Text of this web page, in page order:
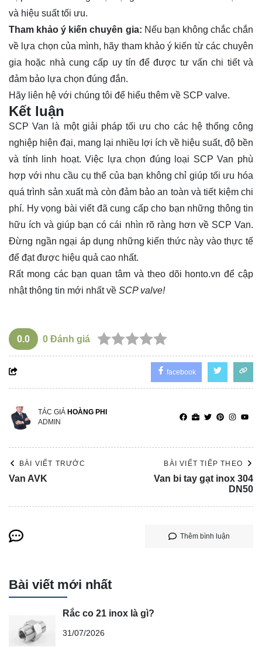
và hiệu suất tối ưu.
Tham khảo ý kiến chuyên gia: Nếu bạn không chắc chắn
về lựa chọn của mình, hãy tham khảo ý kiến từ các chuyên
gia hoặc nhà cung cấp uy tín để được tư vấn chi tiết và
đảm bảo lựa chọn đúng đắn.
Hãy liên hệ với chúng tôi để hiểu thêm về SCP valve.
Kết luận
SCP Van là một giải pháp tối ưu cho các hệ thống công
nghiệp hiện đại, mang lại nhiều lợi ích về hiệu suất, độ bền
và tính linh hoạt. Việc lựa chọn đúng loại SCP Van phù
hợp với nhu cầu cụ thể của bạn không chỉ giúp tối ưu hóa
quá trình sản xuất mà còn đảm bảo an toàn và tiết kiệm chi
phí. Hy vọng bài viết đã cung cấp cho bạn những thông tin
hữu ích và giúp bạn có cái nhìn rõ ràng hơn về SCP Van.
Đừng ngần ngại áp dụng những kiến thức này vào thực tế
để đạt được hiệu quả cao nhất.
Rất mong các bạn quan tâm và theo dõi honto.vn để cập
nhật thông tin mới nhất về SCP valve!
0.0 0 Đánh giá
facebook
TÁC GIẢ HOÀNG PHI
ADMIN
BÀI VIẾT TRƯỚC
Van AVK
BÀI VIẾT TIẾP THEO
Van bi tay gạt inox 304
DN50
Thêm bình luận
Bài viết mới nhất
Rắc co 21 inox là gì?
31/07/2026